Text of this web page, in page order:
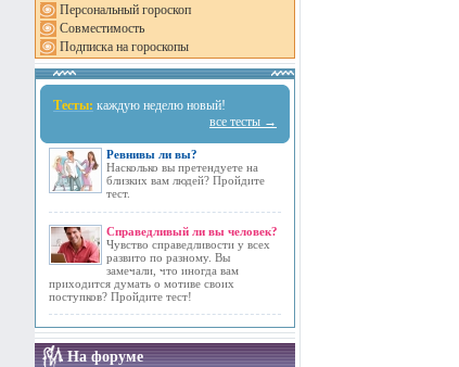
Персональный гороскоп
Совместимость
Подписка на гороскопы
Тесты: каждую неделю новый!
все тесты →
Ревнивы ли вы?
Насколько вы претендуете на
близких вам людей? Пройдите
тест.
Справедливый ли вы человек?
Чувство справедливости у всех
развито по разному. Вы
замечали, что иногда вам
приходится думать о мотиве своих
поступков? Пройдите тест!
На форуме